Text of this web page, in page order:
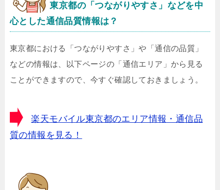
東京都の「つながりやすさ」などを中
心とした通信品質情報は？
東京都における「つながりやすさ」や「通信の品質」
などの情報は、以下ページの「通信エリア」から見る
ことができますので、今すぐ確認しておきましょう。
楽天モバイル東京都のエリア情報・通信品
質の情報を見る！